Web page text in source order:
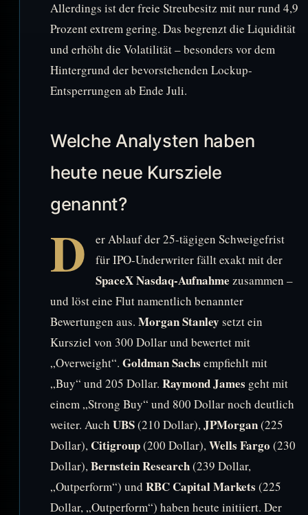
Allerdings ist der freie Streubesitz mit nur rund 4,9
Prozent extrem gering. Das begrenzt die Liquidität
und erhöht die Volatilität – besonders vor dem
Hintergrund der bevorstehenden Lockup-
Entsperrungen ab Ende Juli.
Welche Analysten haben
heute neue Kursziele
genannt?
D
er Ablauf der 25-tägigen Schweigefrist
für IPO-Underwriter fällt exakt mit der
SpaceX Nasdaq-Aufnahme zusammen –
und löst eine Flut namentlich benannter
Bewertungen aus. Morgan Stanley setzt ein
Kursziel von 300 Dollar und bewertet mit
„Overweight“. Goldman Sachs empfiehlt mit
„Buy“ und 205 Dollar. Raymond James geht mit
einem „Strong Buy“ und 800 Dollar noch deutlich
weiter. Auch UBS(210 Dollar),JPMorgan(225
Dollar), Citigroup(200 Dollar),Wells Fargo (230
Dollar),Bernstein Research(239 Dollar,
„Outperform“) und RBC Capital Markets (225
Dollar, „Outperform“) haben heute initiiert. Der